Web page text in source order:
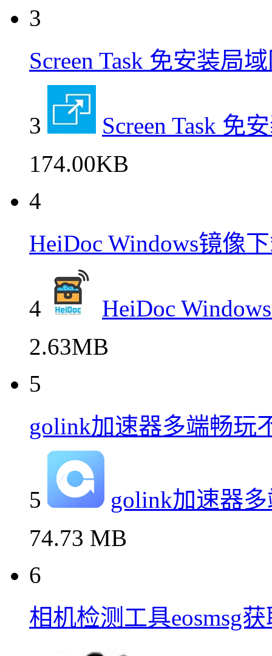
3
Screen Task 免安装局
3
Screen Task 免
174.00KB
4
HeiDoc Windows镜像
4
HeiDoc
2.63MB
5
golink加速器多端畅玩
5
golink加速器
74.73 MB
6
相机检测工具eosmsg